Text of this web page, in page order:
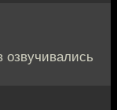
озвучивались